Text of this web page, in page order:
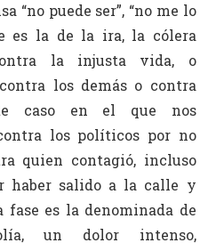
“no puede ser”, “no me lo
es la de la ira, la cólera
la injusta vida, o
los demás o contra
caso en el que nos
los políticos por no
quien contagió, incluso
haber salido a la calle y
fase es la denominada de
un dolor intenso,